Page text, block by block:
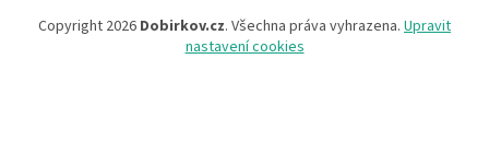
Copyright 2026 Dobirkov.cz. Všechna práva vyhrazena. Upravit
nastavení cookies